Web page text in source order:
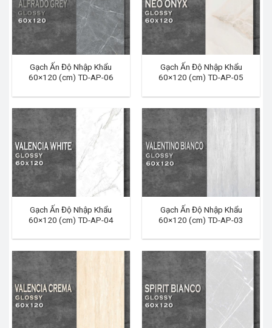
Gạch Ấn Độ Nhập Khẩu
60×120 (cm) TD-AP-06
Gạch Ấn Độ Nhập Khẩu
60×120 (cm) TD-AP-05
Gạch Ấn Độ Nhập Khẩu
60×120 (cm) TD-AP-04
Gạch Ấn Độ Nhập Khẩu
60×120 (cm) TD-AP-03